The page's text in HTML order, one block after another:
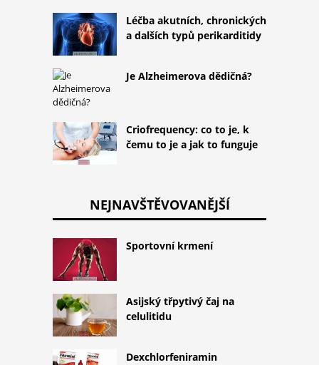
Léčba akutních, chronických
a dalších typů perikarditidy
Je Alzheimerova dědičná?
Criofrequency: co to je, k
čemu to je a jak to funguje
NEJNAVŠTĚVOVANĚJŠÍ
Sportovní krmení
Asijský třpytivý čaj na
celulitidu
Dexchlorfeniramin